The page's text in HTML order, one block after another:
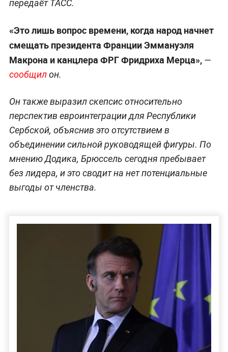
передаёт ТАСС.
«Это лишь вопрос времени, когда народ начнет
смещать президента Франции Эммануэля
Макрона и канцлера ФРГ Фридриха Мерца»,—
сообщилон.
Он также выразил скепсис относительно
перспектив евроинтеграции для Республики
Сербской, объяснив это отсутствием в
объединении сильной руководящей фигуры. По
мнению Додика, Брюссель сегодня пребывает
без лидера, и это сводит на нет потенциальные
выгоды от членства.